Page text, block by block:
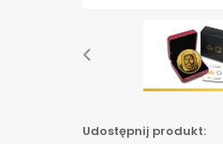
Udostępnij produkt: